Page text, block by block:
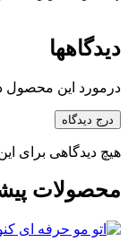
دیدگاهها
درمورد این محصول
درج دیدگاه
هیچ دیدگاهی برای
محصولات